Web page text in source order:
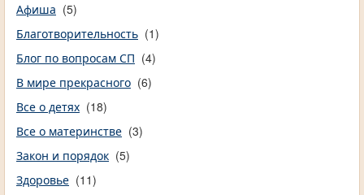
Афиша (5)
Благотворительность (1)
Блог по вопросам СП (4)
В мире прекрасного (6)
Все о детях (18)
Все о материнстве (3)
Закон и порядок (5)
Здоровье (11)